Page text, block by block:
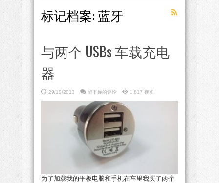
标记档案:蓝牙
与两个 USBs 车载充电
器
29/10/2013 留下你的评论 1,817 视图
为了加载我的平板电脑和手机在车里我买了两个